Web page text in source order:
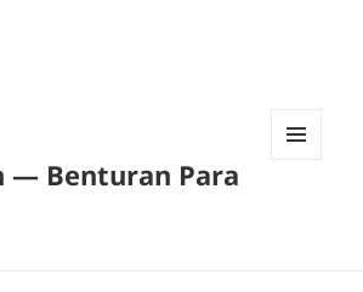
— Benturan Para